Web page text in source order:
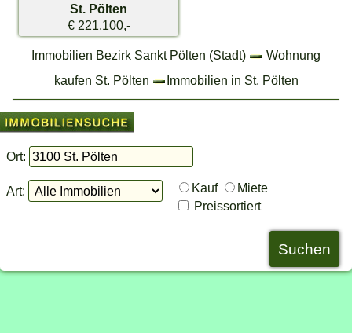
St. Pölten
€ 221.100,-
Immobilien Bezirk Sankt Pölten (Stadt)
Wohnung
kaufen St. Pölten
Immobilien in St. Pölten
Ort:
Art: Kauf
Miete
Preissortiert